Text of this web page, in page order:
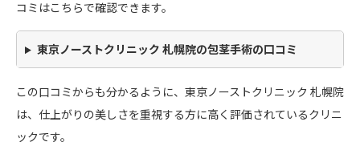
コミはこちらで確認できます。
東京ノーストクリニック 札幌院の包茎手術の口コミ
この口コミからも分かるように、東京ノーストクリニック 札幌院
は、仕上がりの美しさを重視する方に高く評価されているクリニ
ックです。